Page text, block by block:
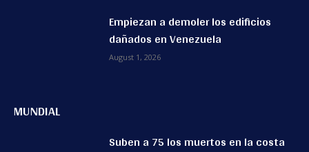
Empiezan a demoler los edificios
dañados en Venezuela
August 1, 2026
MUNDIAL
Suben a 75 los muertos en la costa